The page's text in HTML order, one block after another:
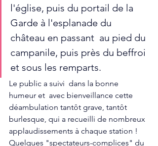
l'église, puis du portail de la
Garde à l'esplanade du
château en passant  au pied du
campanile, puis près du beffroi
et sous les remparts.
Le public a suivi  dans la bonne
humeur et  avec bienveillance cette
déambulation tantôt grave, tantôt
burlesque, qui a recueilli de nombreux
applaudissements à chaque station !
Quelques "spectateurs-complices" du